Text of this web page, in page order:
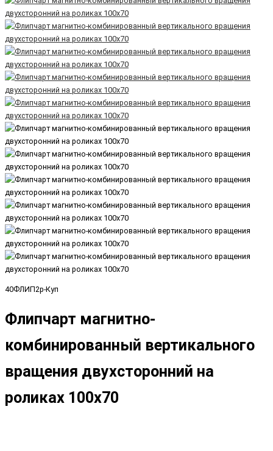
40ФЛИП2р-Куп
Флипчарт магнитно-
комбинированный вертикального
вращения двухсторонний на
роликах 100х70